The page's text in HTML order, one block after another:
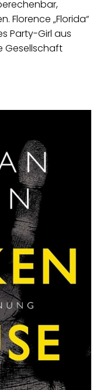
Florence „Florida“
Party-Girl aus
Gesellschaft